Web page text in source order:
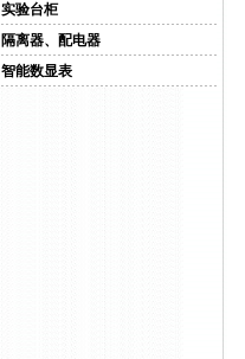
实验台柜
隔离器、配电器
智能数显表